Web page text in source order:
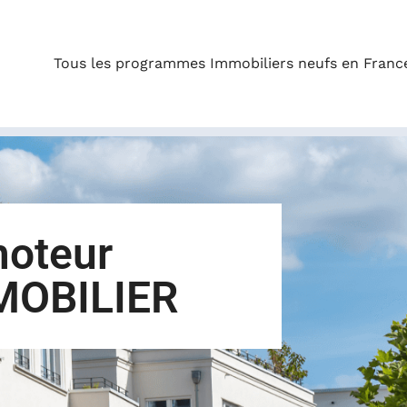
Tous les programmes Immobiliers neufs en